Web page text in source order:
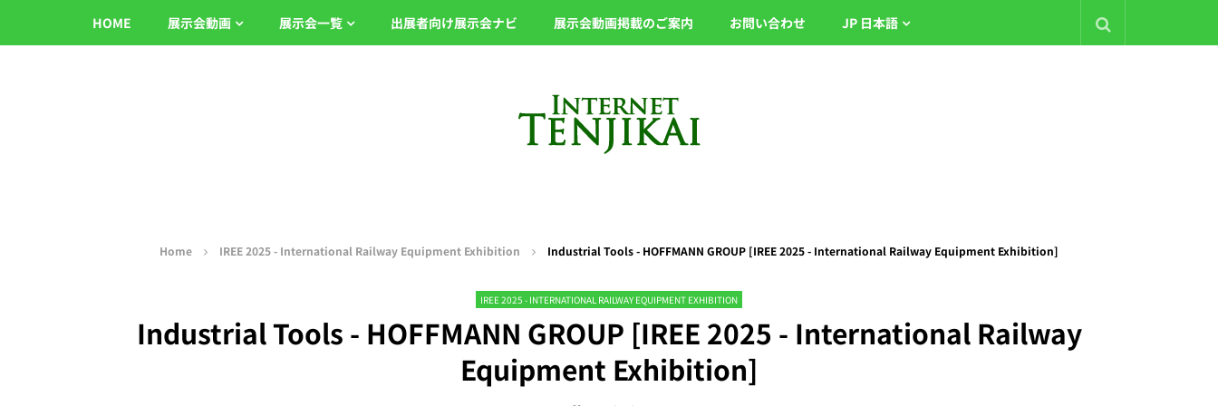
HOME 展示会動画 展示会一覧 出展者向け展示会ナビ 展示会動画掲載のご案内 お問い合わせ JP 日本語
Home IREE 2025 - International Railway Equipment Exhibition Industrial Tools - HOFFMANN GROUP [IREE 2025 - International Railway Equipment Exhibition]
IREE 2025 - INTERNATIONAL RAILWAY EQUIPMENT EXHIBITION
Industrial Tools - HOFFMANN GROUP [IREE 2025 - International Railway
Equipment Exhibition]